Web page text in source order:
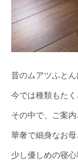
昔のムアツふと
今では種類もたく
その中で、ご案
華奢で細身なお母
少し優しめの寝